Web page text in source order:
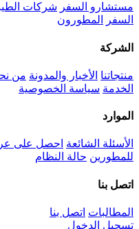
مستشارو السفر شركات
السفر
المطورون
الشركة
منتجاتنا الأخبار والمدونة من
الخدمة سياسة الخصوصية
الموارد
الأسئلة الشائعة احصل على
للمطورين حالة النظام
اتصل بنا
المطالبات اتصل بنا
تسجيل الدخول